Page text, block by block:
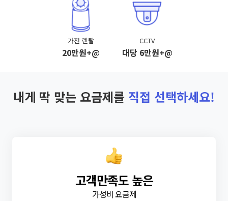
가전 렌탈
20만원+@
CCTV
대당 6만원+@
내게 딱 맞는 요금제를 직접 선택하세요!
고객만족도 높은
가성비 요금제